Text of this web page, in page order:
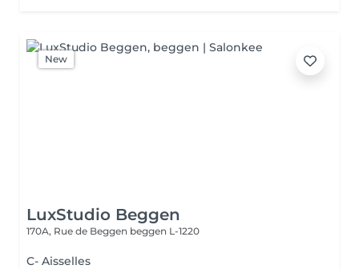
New
LuxStudio Beggen
170A, Rue de Beggen beggen L-1220
C- Aisselles